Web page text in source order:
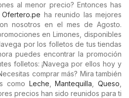
al menor precio? Entonces has
Ofertero.pe ha reunido las mejores
nosotros en el mes de Agosto.
en Limones, disponibles
por los folletos de tus tiendas
puedes encontrar la promoción
folletos: ¡Navega por ellos hoy y
comprar más? Mira también
como Leche ,Mantequilla ,Queso
precios han sido reunidos para ti